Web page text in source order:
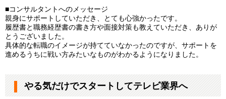
■コンサルタントへのメッセージ
親身にサポートしていただき、とても心強かったです。
履歴書と職務経歴書の書き方や面接対策も教えていただき、ありが
とうございました。
具体的な転職のイメージが持てていなかったのですが、サポートを
進めるうちに戦い方みたいなものがわかるようになりました。
やる気だけでスタートしてテレビ業界へ